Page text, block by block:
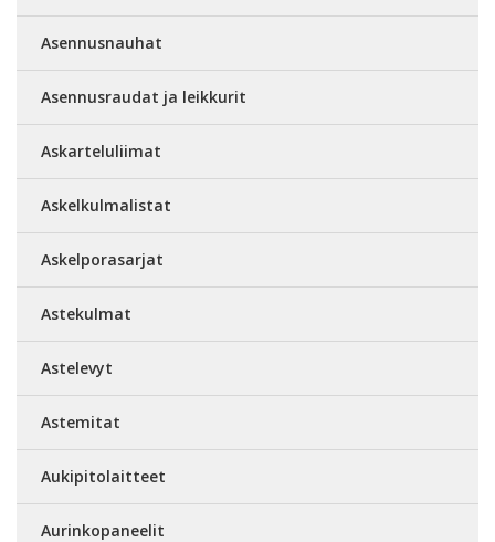
Asennusnauhat
Asennusraudat ja leikkurit
Askarteluliimat
Askelkulmalistat
Askelporasarjat
Astekulmat
Astelevyt
Astemitat
Aukipitolaitteet
Aurinkopaneelit